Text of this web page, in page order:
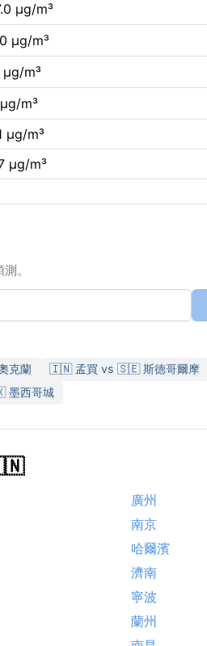
µg/m³
µg/m³
µg/m³
m³
µg/m³
µg/m³
。
克蘭 🇮🇳 孟買 vs 🇸🇪 斯德哥爾摩
西哥城
廣州
南京
哈爾濱
濟南
寧波
蘭州